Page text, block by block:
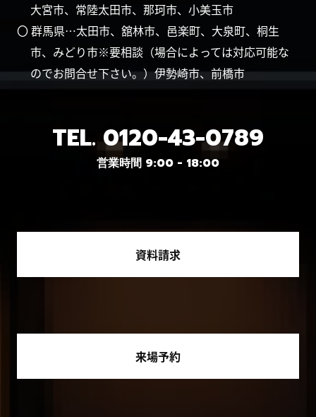
大宮市、常陸太田市、那珂市、小美玉市
〇 群馬県…太田市、舘林市、邑楽町、大泉町、桐生
市、みどり市※要相談（場合によっては対応可能な
のでお問合せ下さい。）伊勢崎市、前橋市
TEL. 0120-43-0789
営業時間 9:00 - 18:00
資料請求
来場予約